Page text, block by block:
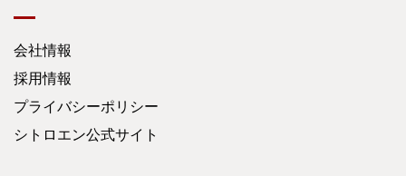
会社情報
採用情報
プライバシーポリシー
シトロエン公式サイト